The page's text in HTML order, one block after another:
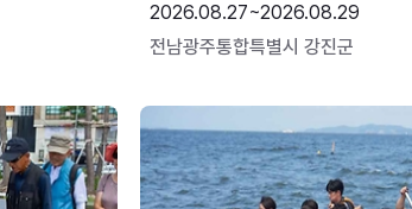
2026.08.27~2026.08.29
전남광주통합특별시 강진군